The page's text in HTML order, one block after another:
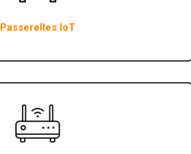
Passerelles IoT